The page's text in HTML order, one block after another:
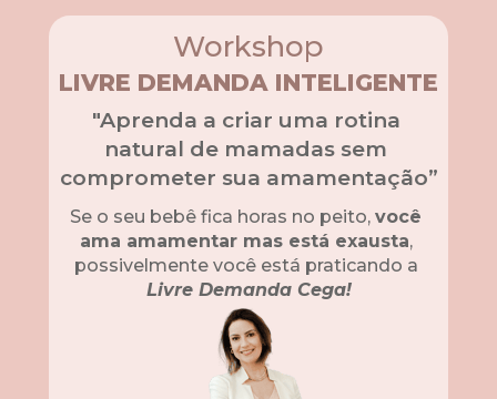
LIVRE DEMANDA INTELIGENTE
"Aprenda a criar uma rotina
natural de mamadas sem
Workshop
Se o seu bebê fica horas no peito, você
ama amamentar mas está exausta,
possivelmente você está praticando a
Livre Demanda Cega!